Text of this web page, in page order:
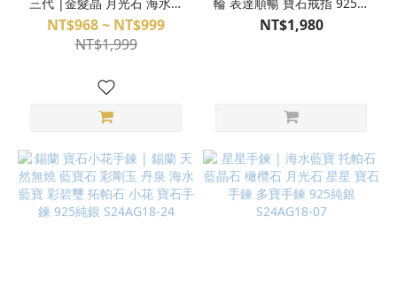
寶 藍晶石 青金石 虎眼石 布
魯石 鷹眼石 星星收藏家 魔
法陣手環 水晶手環
NT$968 ~ NT$999
NT$1,999
銀 活圍 S24AH01-17
NT$1,980